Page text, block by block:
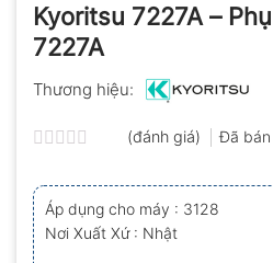
Kyoritsu 7227A –
7227A
Thương hiệu:
xếp
hạng
0.0
5
sao
(đánh giá) Đã bán
Áp dụng cho máy : 3128
Nơi Xuất Xứ : Nhật